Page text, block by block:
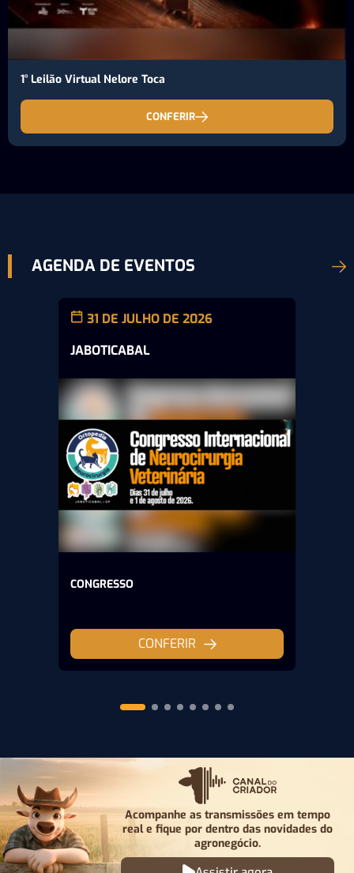
1° Leilão Virtual Nelore Toca
CONFERIR
AGENDA DE EVENTOS
31 DE JULHO DE 2026
JABOTICABAL
CONGRESSO
CONFERIR
Acompanhe as transmissões em tempo
real e fique pordentro das novidades do
agronegócio.